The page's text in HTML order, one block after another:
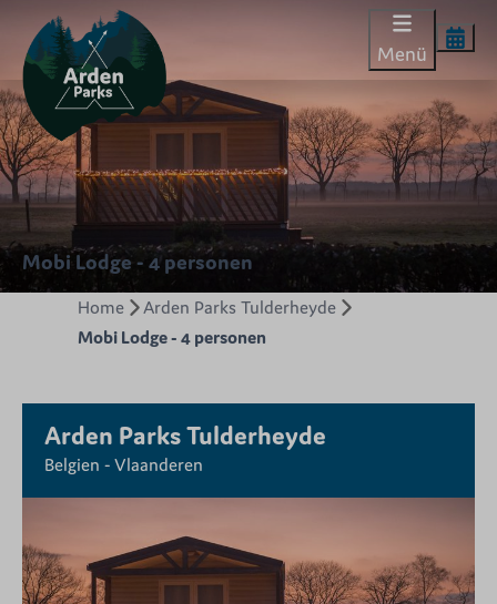
Menü
Mobi Lodge - 4 personen
Home
Arden Parks Tulderheyde
Mobi Lodge - 4 personen
Arden Parks Tulderheyde
Belgien - Vlaanderen